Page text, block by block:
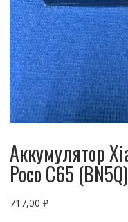
Аккумулятор
Poco C65
717,00 ₽